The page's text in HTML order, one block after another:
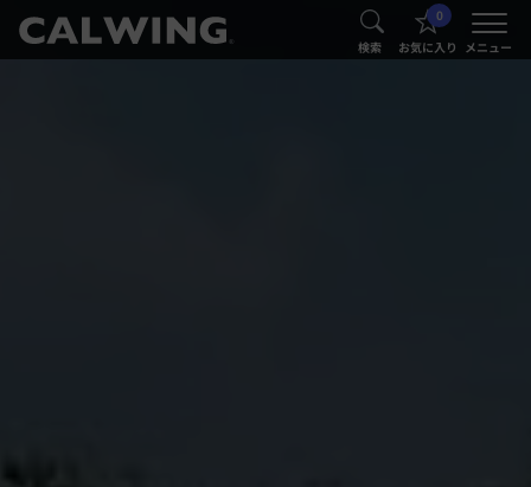
® 検索
0
お気に入り メニュー
®